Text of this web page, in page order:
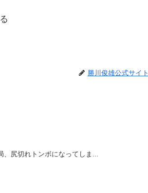
勝川俊雄公式サイト
、尻切れトンボになってしま...